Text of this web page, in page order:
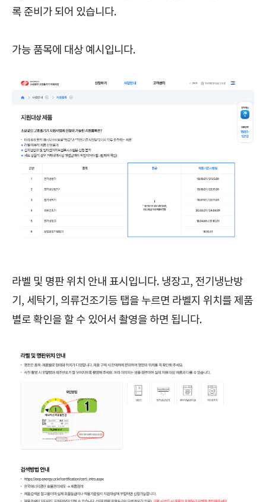
록 준비가 되어 있습니다.
가능 품목에 대상 예시입니다.
라벨 및 명판 위치 안내 표시입니다. 냉장고, 전기냉난방
기, 세탁기, 의류건조기등 탭을 누르면 라벨지 위치를 제품
별로 확인을 할 수 있어서 촬영을 하면 됩니다.